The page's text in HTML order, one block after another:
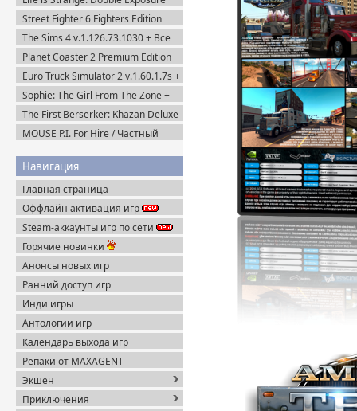
(2016-2021) Пиратка
(2024) Пиратка
Street Fighter 6 Fighters Edition
(2023) Steam-Rip
The Sims 4 v.1.126.73.1030 + Все
DLC (2014-2025) Portable
Planet Coaster 2 Premium Edition
(2024) Steam-Rip
Euro Truck Simulator 2 v.1.60.1.7s +
Все DLC (2012) Пиратка
Sophie: The Girl From The Zone +
DLC (2026) Пиратка
The First Berserker: Khazan Deluxe
Edition (2025) Пиратка
MOUSE P.I. For Hire / Частный
Пиратка
Навигация
Главная страница
Оффлайн активация игр
Steam-аккаунты игр по сети
Горячие новинки
Анонсы новых игр
Ранний доступ игр
Инди игры
Антологии игр
Календарь выхода игр
Репаки от MAXAGENT
Экшен
Приключения